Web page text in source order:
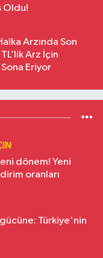
Oldu!
Arzında Son
Arz İçin
Eriyor
dönem! Yeni
oranları
Türkiye'nin